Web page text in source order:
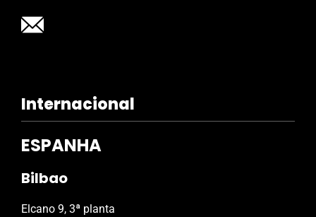
Internacional
ESPANHA
Bilbao
Elcano 9, 3ª planta